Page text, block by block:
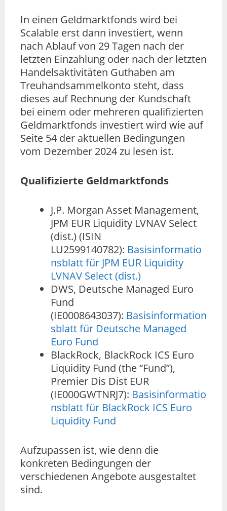
In einen Geldmarktfonds wird bei
Scalable erst dann investiert, wenn
nach Ablauf von 29 Tagen nach der
letzten Einzahlung oder nach der letzten
Handelsaktivitäten Guthaben am
Treuhandsammelkonto steht, dass
dieses auf Rechnung der Kundschaft
bei einem oder mehreren qualifizierten
Geldmarktfonds investiert wird wie auf
Seite 54 der aktuellen Bedingungen
vom Dezember 2024 zu lesen ist.
Qualifizierte Geldmarktfonds
J.P. Morgan Asset Management,
JPM EUR Liquidity LVNAV Select
(dist.) (ISIN
LU2599140782): Basisinformatio
nsblatt für JPM EUR Liquidity
LVNAV Select (dist.)
DWS, Deutsche Managed Euro
Fund
(IE0008643037): Basisinformation
sblatt für Deutsche Managed
Euro Fund
BlackRock, BlackRock ICS Euro
Liquidity Fund (the “Fund”),
Premier Dis Dist EUR
(IE000GWTNRJ7): Basisinformatio
nsblatt für BlackRock ICS Euro
Liquidity Fund
Aufzupassen ist, wie denn die
konkreten Bedingungen der
verschiedenen Angebote ausgestaltet
sind.